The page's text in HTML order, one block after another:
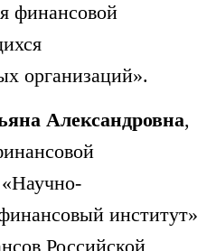
финансовой
организаций».
Александровна,
институт»
Российской